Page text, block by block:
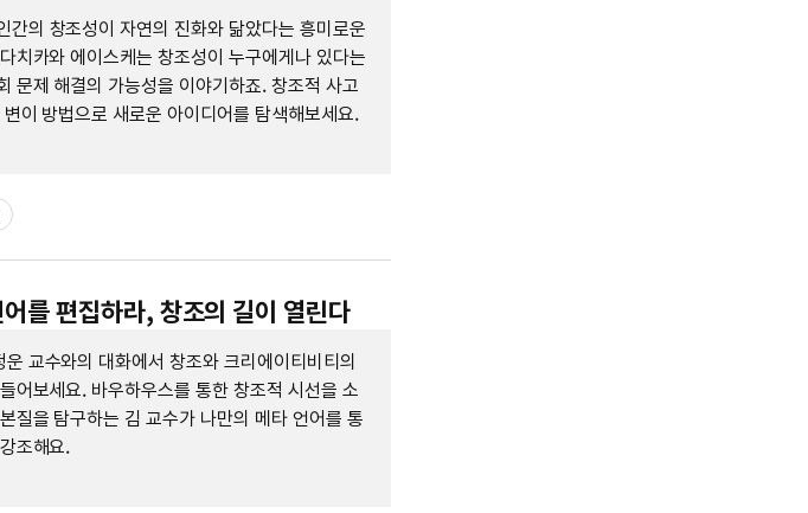
간의 창조성이 자연의 진화와 닮았다는 흥미로운
치카와 에이스케는 창조성이 누구에게나 있다는
문제 해결의 가능성을 이야기하죠. 창조적 사고
이 방법으로 새로운 아이디어를 탐색해보세요.
를 편집하라, 창조의 길이 열린다
교수와의 대화에서 창조와 크리에이티비티의
어보세요. 바우하우스를 통한 창조적 시선을 소
질을 탐구하는 김 교수가 나만의 메타 언어를 통
조해요.